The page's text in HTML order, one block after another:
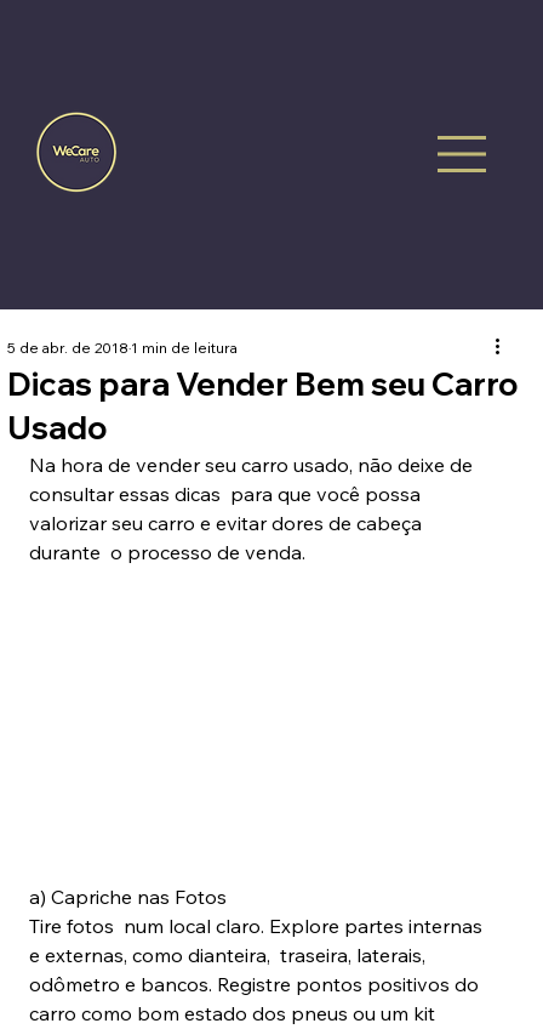
Dicas para Vender Bem seu Carro
Usado
5 de abr. de 20181 min de leitura
Na hora de vender seu carro usado, não deixe de
consultar essas dicas  para que você possa
valorizar seu carro e evitar dores de cabeça
durante  o processo de venda.
a) Capriche nas Fotos
Tire fotos  num local claro. Explore partes internas
e externas, como dianteira,  traseira, laterais,
odômetro e bancos. Registre pontos positivos do
carro como bom estado dos pneus ou um kit